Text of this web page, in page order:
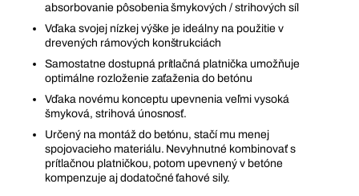
absorbovanie pôsobenia šmykových / strihových síl
Vďaka svojej nízkej výške je ideálny na použitie v
drevených rámových konštrukciách
Samostatne dostupná prítlačná platnička umožňuje
optimálne rozloženie zaťaženia do betónu
Vďaka novému konceptu upevnenia veľmi vysoká
šmyková, strihová únosnosť.
Určený na montáž do betónu, stačí mu menej
spojovacieho materiálu. Nevyhnutné kombinovať s
prítlačnou platničkou, potom upevnený v betóne
kompenzuje aj dodatočné ťahové sily.